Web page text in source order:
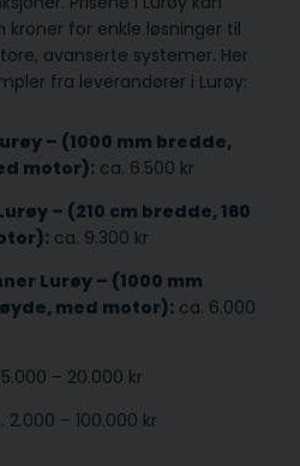
for enkle løsninger til
avanserte systemer. Her
fra leverandører i Lurøy:
– (1000 mm bredde,
motor): ca. 6.500 kr
– (210 cm bredde, 160
ca. 9.300 kr
Lurøy – (1000 mm
med motor): ca. 6.000
– 20.000 kr
2.000 – 100.000 kr